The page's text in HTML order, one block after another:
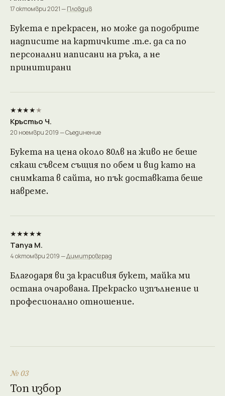
17 октомври 2021 —Пловдив
Букета е прекрасен, но може да подобрите
надписите на картичките .т.е. да са по
персонални написани на ръка, а не
принитирани
★★★★★
Кръстьо Ч.
20 ноември 2019 — Съединение
Букета на цена около 80лв на живо не беше
сякаш съвсем същия по обем и вид като на
снимката в сайта, но пък доставката беше
навреме.
★★★★★
Tanya M.
4 октомври 2019 —Димитровград
Благодаря ви за красивия букет, майка ми
остана очарована. Прекраско изпълнение и
професионално отношение.
№ 03
Топ избор